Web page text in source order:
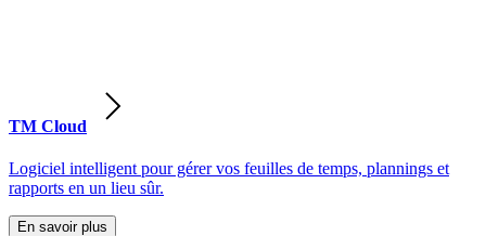
TM Cloud
Logiciel intelligent pour gérer vos feuilles de temps, plannings et
rapports en un lieu sûr.
En savoir plus